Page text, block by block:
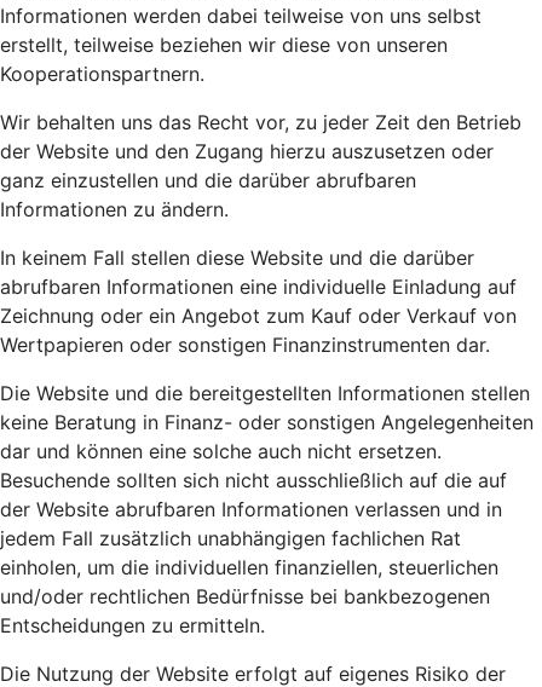
Informationen werden dabei teilweise von uns selbst
erstellt, teilweise beziehen wir diese von unseren
Kooperationspartnern.
Wir behalten uns das Recht vor, zu jeder Zeit den Betrieb
der Website und den Zugang hierzu auszusetzen oder
ganz einzustellen und die darüber abrufbaren
Informationen zu ändern.
In keinem Fall stellen diese Website und die darüber
abrufbaren Informationen eine individuelle Einladung auf
Zeichnung oder ein Angebot zum Kauf oder Verkauf von
Wertpapieren oder sonstigen Finanzinstrumenten dar.
Die Website und die bereitgestellten Informationen stellen
keine Beratung in Finanz- oder sonstigen Angelegenheiten
dar und können eine solche auch nicht ersetzen.
Besuchende sollten sich nicht ausschließlich auf die auf
der Website abrufbaren Informationen verlassen und in
jedem Fall zusätzlich unabhängigen fachlichen Rat
einholen, um die individuellen finanziellen, steuerlichen
und/oder rechtlichen Bedürfnisse bei bankbezogenen
Entscheidungen zu ermitteln.
Die Nutzung der Website erfolgt auf eigenes Risiko der